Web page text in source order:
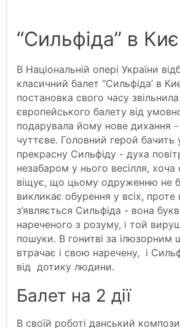
“Сильфіда” в
В Національній опері України
класичний балет “Сильфіда’ в
постановка свого часу
європейського балету від
подарувала йому нове дихання -
чуттєве. Головний герой бачить
прекрасну Сильфіду - духа
незабаром у нього весілля, хоча
віщує, що цьому одруженню не
викликає обурення у всіх, проте
з’являється Сильфіда - вона
нареченого з розуму, і той
пошуки. В гонитві за ілюзорним
втрачає і свою наречену, і
від дотику людини.
Балет на 2 дії
В своїй роботі данський